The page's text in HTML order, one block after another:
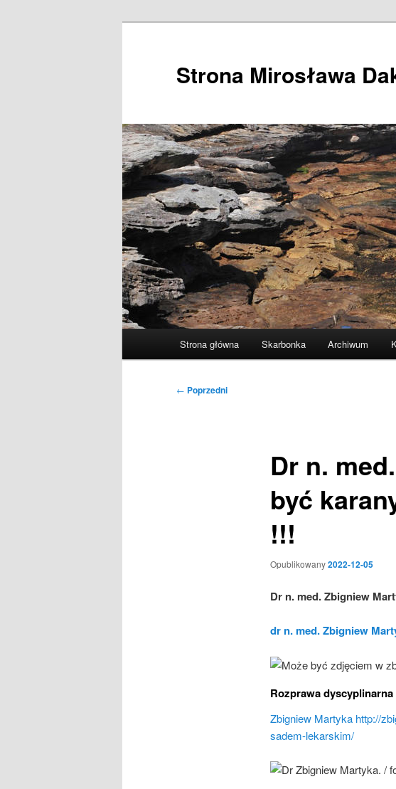
Strona Mirosława
Strona główna Skarbonka Archiwum
Nawigacja
← Poprzedni
Dr n.
być
!!!
Opublikowany2022-12-05
Dr n. med. Zbigniew
dr n. med. Zbigniew
Rozprawa
Zbigniew Martyka http://
sadem-lekarskim/